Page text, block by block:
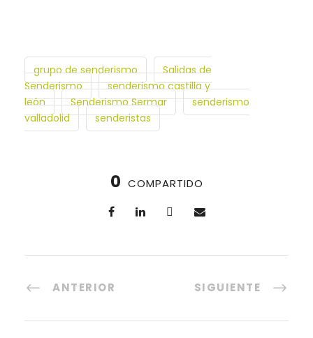
grupo de senderismo
Salidas de
Senderismo
senderismo castilla y
león
Senderismo Sermar
senderismo
valladolid
senderistas
0 COMPARTIDO
ANTERIOR SIGUIENTE